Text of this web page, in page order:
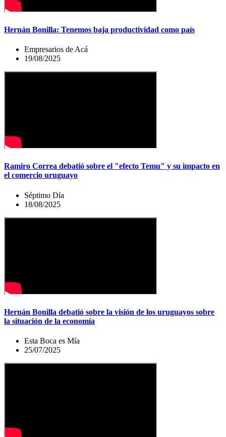
Hernán Bonilla: Tenemos baja productividad como país
Empresarios de Acá
19/08/2025
Ramiro Correa debatió sobre el "efecto Temu" y su impacto en
el comercio uruguayo
Séptimo Día
18/08/2025
Hernán Bonilla debatió sobre la visión de los uruguayos sobre
la situación de la economía
Esta Boca es Mía
25/07/2025